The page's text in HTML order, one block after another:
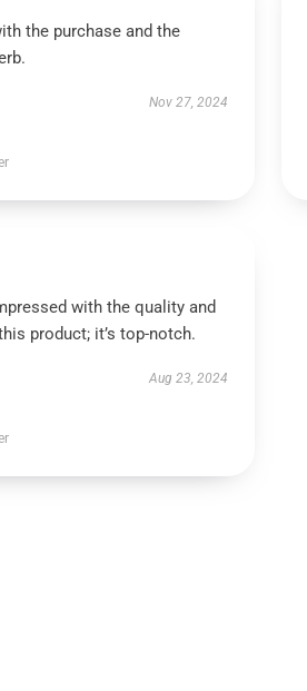
the purchase and the
Nov 27, 2024
with the quality and
product; it’s top-notch.
Aug 23, 2024